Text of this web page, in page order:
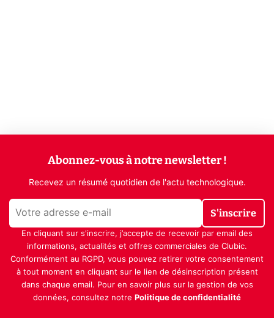
Abonnez-vous à notre newsletter !
Recevez un résumé quotidien de l'actu technologique.
S'inscrire
En cliquant sur s'inscrire, j’accepte de recevoir par email des
informations, actualités et offres commerciales de Clubic.
Conformément au RGPD, vous pouvez retirer votre consentement
à tout moment en cliquant sur le lien de désinscription présent
dans chaque email. Pour en savoir plus sur la gestion de vos
données, consultez notre Politique de confidentialité